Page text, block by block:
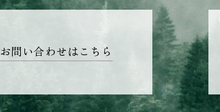
お問い合わせはこちら